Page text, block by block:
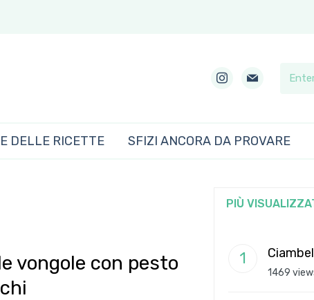
instagram
mail
DELLE RICETTE SFIZI ANCORA DA PROVARE
vongole con pesto
PIÙ
1469